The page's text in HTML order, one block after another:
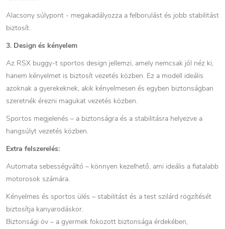
Alacsony súlypont - megakadályozza a felborulást és jobb stabilitást
biztosít.
3. Design és kényelem
Az RSX buggy-t sportos design jellemzi, amely nemcsak jól néz ki,
hanem kényelmet is biztosít vezetés közben. Ez a modell ideális
azoknak a gyerekeknek, akik kényelmesen és egyben biztonságban
szeretnék érezni magukat vezetés közben.
Sportos megjelenés – a biztonságra és a stabilitásra helyezve a
hangsúlyt vezetés közben.
Extra felszerelés:
Automata sebességváltó – könnyen kezelhető, ami ideális a fiatalabb
motorosok számára.
Kényelmes és sportos ülés – stabilitást és a test szilárd rögzítését
biztosítja kanyarodáskor.
Biztonsági öv – a gyermek fokozott biztonsága érdekében,